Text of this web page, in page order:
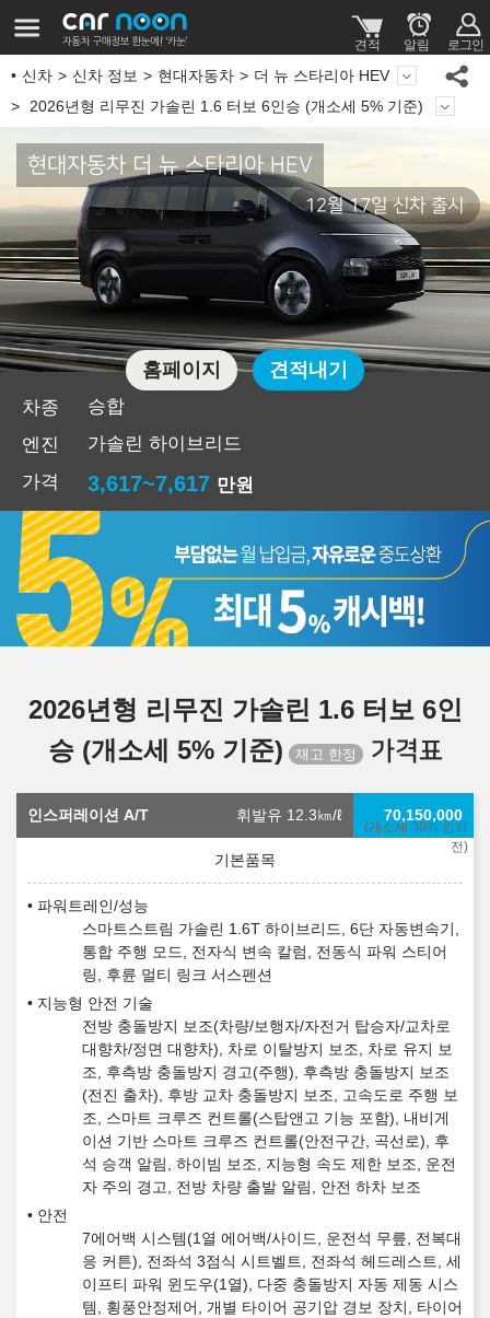
신차 신차 정보 현대자동차
더 뉴 스타리아 HEV
2026년형 리무진 가솔린 1.6 터보 6인승 (개소세 5% 기준)
현대자동차 더 뉴 스타리아 HEV
12월 17일 신차 출시
차종
승합
엔진
가솔린 하이브리드
가격
3,617~7,617 만원
홈페이지 견적내기
2026년형 리무진 가솔린 1.6 터보 6인
승 (개소세 5% 기준)
가격표
인스퍼레이션 A/T 휘발유 12.3㎞/ℓ
(개소세 30% 인하
전)
70,150,000
파워트레인/성능
스마트스트림 가솔린 1.6T 하이브리드, 6단 자동변속기,
통합 주행 모드, 전자식 변속 칼럼, 전동식 파워 스티어
링, 후륜 멀티 링크 서스펜션
지능형 안전 기술
전방 충돌방지 보조(차량/보행자/자전거 탑승자/교차로
대향차/정면 대향차), 차로 이탈방지 보조, 차로 유지 보
조, 후측방 충돌방지 경고(주행), 후측방 충돌방지 보조
(전진 출차), 후방 교차 충돌방지 보조, 고속도로 주행 보
조, 스마트 크루즈 컨트롤(스탑앤고 기능 포함), 내비게
이션 기반 스마트 크루즈 컨트롤(안전구간, 곡선로), 후
석 승객 알림, 하이빔 보조, 지능형 속도 제한 보조, 운전
자 주의 경고, 전방 차량 출발 알림, 안전 하차 보조
안전
7에어백 시스템(1열 에어백/사이드, 운전석 무릎, 전복대
응 커튼), 전좌석 3점식 시트벨트, 전좌석 헤드레스트, 세
이프티 파워 윈도우(1열), 다중 충돌방지 자동 제동 시스
템, 횡풍안정제어, 개별 타이어 공기압 경보 장치, 타이어